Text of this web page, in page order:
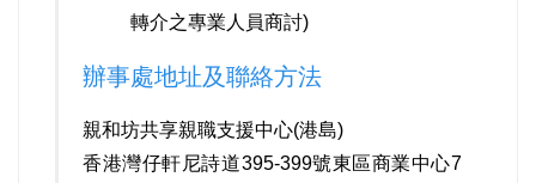
轉介之專業人員商討)
辦事處地址及聯絡方法
親和坊共享親職支援中心(港島)
香港灣仔軒尼詩道395-399號東區商業中心7